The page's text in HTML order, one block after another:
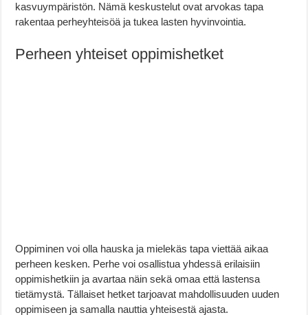
kasvuympäristön. Nämä keskustelut ovat arvokas tapa
rakentaa perheyhteisöä ja tukea lasten hyvinvointia.
Perheen yhteiset oppimishetket
Oppiminen voi olla hauska ja mielekäs tapa viettää aikaa
perheen kesken. Perhe voi osallistua yhdessä erilaisiin
oppimishetkiin ja avartaa näin sekä omaa että lastensa
tietämystä. Tällaiset hetket tarjoavat mahdollisuuden uuden
oppimiseen ja samalla nauttia yhteisestä ajasta.